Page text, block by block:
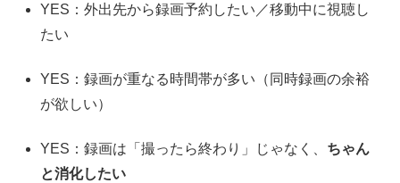
YES：外出先から録画予約したい／移動中に視聴し
たい
YES：録画が重なる時間帯が多い（同時録画の余裕
が欲しい）
YES：録画は「撮ったら終わり」じゃなく、 ちゃん
と消化したい